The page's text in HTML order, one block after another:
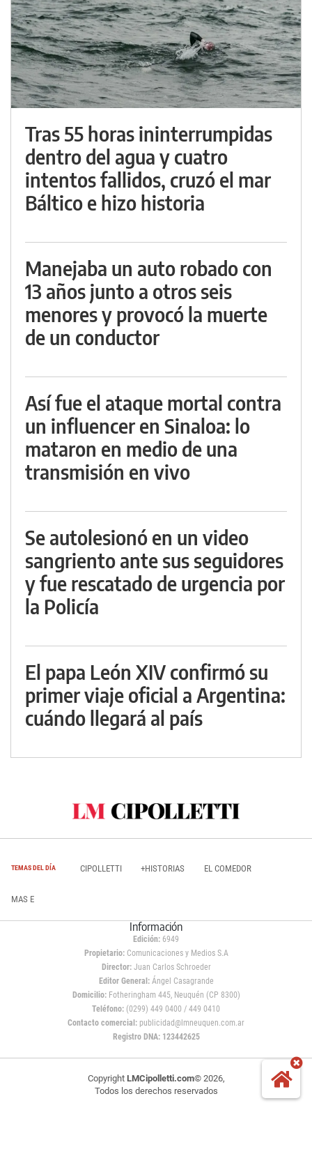
Tras 55 horas ininterrumpidas
dentro del agua y cuatro
intentos fallidos, cruzó el mar
Báltico e hizo historia
Manejaba un auto robado con
13 años junto a otros seis
menores y provocó la muerte
de un conductor
Así fue el ataque mortal contra
un influencer en Sinaloa: lo
mataron en medio de una
transmisión en vivo
Se autolesionó en un video
sangriento ante sus seguidores
y fue rescatado de urgencia por
la Policía
El papa León XIV confirmó su
primer viaje oficial a Argentina:
cuándo llegará al país
TEMAS DEL DÍA CIPOLLETTI +HISTORIAS EL COMEDOR
MAS E
Información
Edición: 6949
Propietario:Comunicaciones y Medios S.A
Director: Juan Carlos Schroeder
Editor General:Ángel Casagrande
Domicilio:Fotheringham 445, Neuquén (CP 8300)
Teléfono: (0299) 449 0400 / 449 0410
Contacto comercial: publicidad@lmneuquen.com.ar
Registro DNA: 123442625
Copyright LMCipolletti.com© 2026,
Todos los derechos reservados